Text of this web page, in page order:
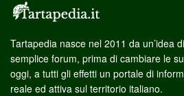
Tartapedia nasce nel 2011 da un’idea
semplice forum, prima di cambiare le
oggi, a tutti gli effetti un portale di
reale ed attiva sul territorio italiano.